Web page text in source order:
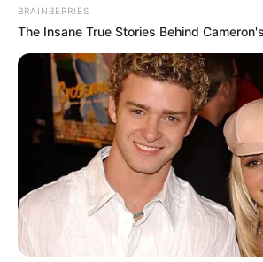
BRAINBERRIES
The Insane True Stories Behind